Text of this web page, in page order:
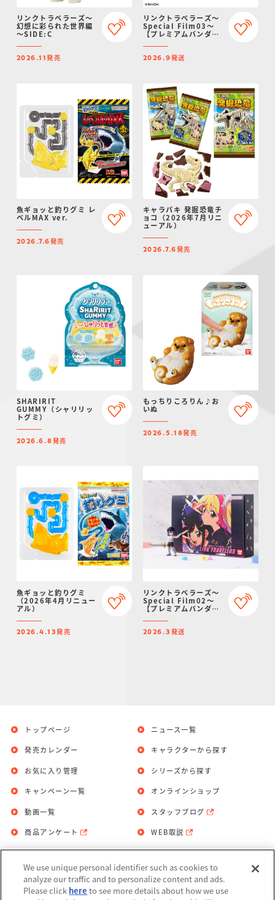
リンクトラベラーズ～
幻想に彩られた世界編
～SIDE:C
2026.11発売
リンクトラベラーズ～
Special Film03～
【プレミアムバンダイ
2026.9発送
魚ギョッと釣りグミ レ
ベルMAX ver.
2026.7.6発売
キャラパキ 発掘恐竜チ
ョコ（2026年7月リニ
ューアル）
2026.7.6発売
SHARIRIT
GUMMY（シャリリッ
トグミ）
2026.6.8発売
もっちりころりん♪お
いぬ
2026.5.18発売
魚ギョッと釣りグミ
（2026年4月リニュー
アル）
2026.4.13発売
リンクトラベラーズ～
Special Film02～
【プレミアムバンダイ
2026.3 発送
トップページ
発売カレンダー
お気に入り管理
ニュース一覧
キャラクターから探す
シリーズから探す
キャンペーン一覧
動画一覧
商品アンケート
オンラインショップ
スタッフブログ
WEB取説
お問い合わせ 個人情報保護方針
利用規約
We use unique personal identifier such as cookies to
analyze our traffic and to personalize content and ads.
Please click here to see more details about how we use